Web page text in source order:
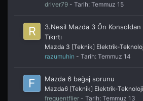
driver79 - Tarih: Temmuz 15
3.Nesil Mazda 3 Ön
Tıkırtı
Mazda 3 [Teknik] Elektrik-
razumuhin - Tarih: Temmuz 14
Mazda 6 bağaj sorunu
Mazda6 [Teknik] Elektrik-
frequentflier - Tarih: Temmuz 13